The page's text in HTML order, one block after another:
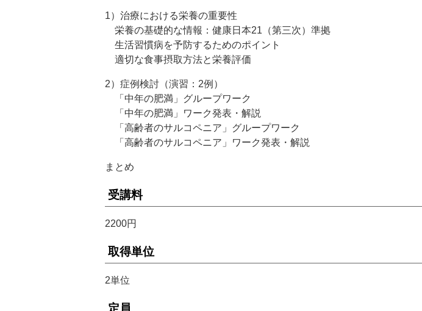
1）治療における栄養の重要性
栄養の基礎的な情報：健康日本21（第三次）準拠
生活習慣病を予防するためのポイント
適切な食事摂取方法と栄養評価
2）症例検討（演習：2例）
「中年の肥満」グループワーク
「中年の肥満」ワーク発表・解説
「高齢者のサルコペニア」グループワーク
「高齢者のサルコペニア」ワーク発表・解説
まとめ
受講料
2200円
取得単位
2単位
定員